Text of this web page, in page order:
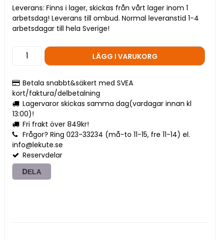
Leverans: Finns i lager, skickas från vårt lager inom 1
arbetsdag! Leverans till ombud. Normal leveranstid 1-4
arbetsdagar till hela Sverige!
LÄGG I VARUKORG
Betala snabbt&säkert med SVEA
kort/faktura/delbetalning
Lagervaror skickas samma dag(vardagar innan kl
13:00)!
Fri frakt över 849kr!
Frågor? Ring 023-33234 (må-to 11-15, fre 11-14) el.
info@lekute.se
Reservdelar
DELA